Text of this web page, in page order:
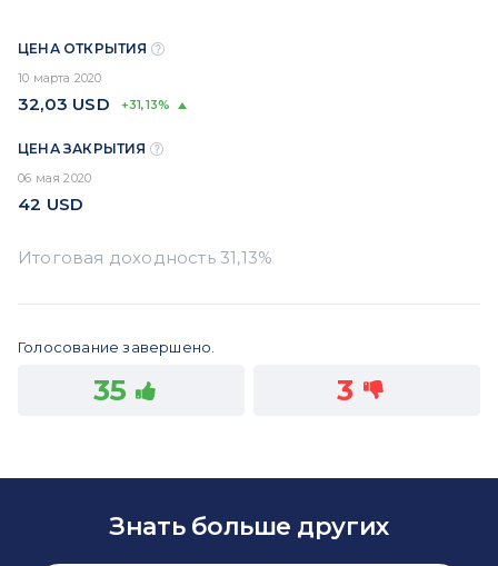
ЦЕНА ОТКРЫТИЯ
10 марта 2020
32,03 USD +31,13%
ЦЕНА ЗАКРЫТИЯ
06 мая 2020
42 USD
Голосование завершено.
35 3
Знать больше других